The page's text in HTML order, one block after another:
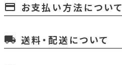
payment お支払い方法について
local_shipping 送料・配送について